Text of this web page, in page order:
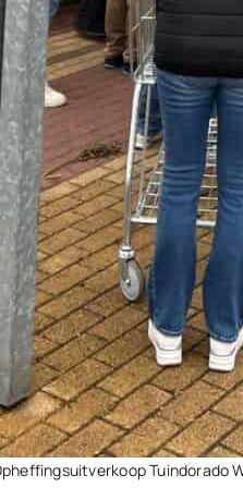
Tuindorado